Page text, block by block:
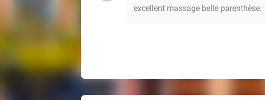
excellent massage belle parenthèse